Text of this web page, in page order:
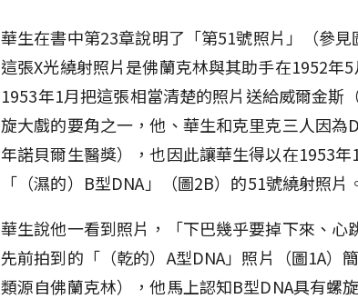
華生在書中第23章說明了「第51號照片」（參見
這張X光繞射照片是佛蘭克林與其助手在1952年
1953年1月把這張相當清楚的照片送給威爾金斯
旋大戲的要角之一，他、華生和克里克三人因為
年諾貝爾生醫獎），也因此讓華生得以在1953
「（濕的）B型DNA」（圖2B）的51號繞射照片
華生說他一看到照片，「下巴幾乎要掉下來、心
先前拍到的「（乾的）A型DNA」照片（圖1A）
類源自佛蘭克林），他馬上認知B型DNA具有螺